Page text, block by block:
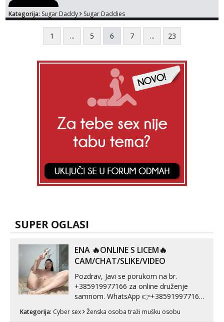
Kategorija: Sugar Daddy Sugar Daddies
1 ... 5 6 7 ... 23
SUPER OGLASI
ENA 🔥ONLINE S LICEM🔥
CAM/CHAT/SLIKE/VIDEO
Pozdrav, Javi se porukom na br.
+385919977166 za online druženje
samnom. WhatsApp 👉+385919977166
Telegram 👉@enafriedrichkis Radim
videopozive s licem, solo i s partnerom,
Kategorija: Cyber sex Ženska osoba traži mušku osobu